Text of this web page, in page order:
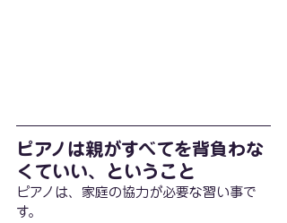
ピアノは親がすべてを背負わな
くていい、ということ
ピアノは、家庭の協力が必要な習い事で
す。